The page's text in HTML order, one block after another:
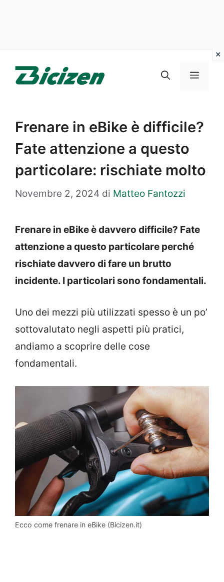
Menu
Frenare in eBike è difficile?
Fate attenzione a questo
particolare: rischiate molto
Novembre 2, 2024 di Matteo Fantozzi
Frenare in eBike è davvero difficile? Fate
attenzione a questo particolare perché
rischiate davvero di fare un brutto
incidente. I particolari sono fondamentali.
Uno dei mezzi più utilizzati spesso è un po’
sottovalutato negli aspetti più pratici,
andiamo a scoprire delle cose
fondamentali.
Ecco come frenare in eBike (Bicizen.it)